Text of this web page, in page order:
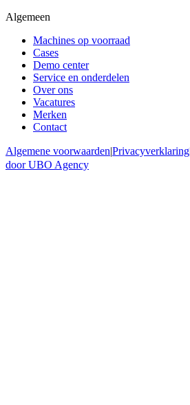
Algemeen
Machines op voorraad
Cases
Demo center
Service en onderdelen
Over ons
Vacatures
Merken
Contact
Algemene voorwaarden|Privacyverklaring
door UBO Agency